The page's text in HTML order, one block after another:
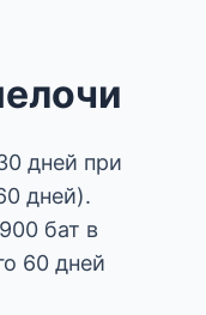
дней при
дней).
бат в
60 дней